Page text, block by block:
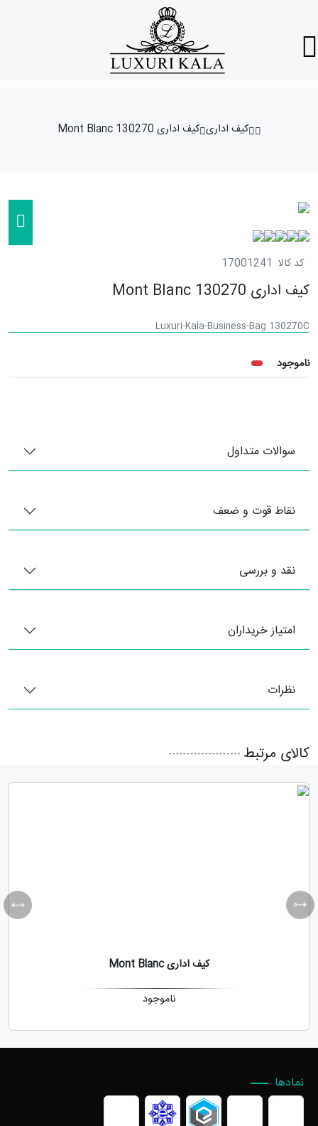
کیف اداری کیف اداری Mont Blanc 130270
کد کالا 17001241
کیف اداری Mont Blanc 130270
Luxuri-Kala-Business-Bag 130270C
ناموجود
سوالات متداول
نقاط قوت و ضعف
نقد و بررسی
امتیاز خریداران
نظرات
کالای مرتبط
کیف اداری Mont Blanc
ناموجود
نمادها